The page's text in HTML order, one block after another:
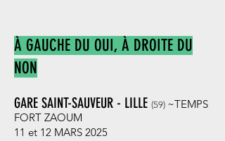
À GAUCHE DU OUI, À DROITE DU
NON
GARE SAINT-SAUVEUR - LILLE (59) ~TEMPS
FORT ZAOUM
11 et 12 MARS 2025